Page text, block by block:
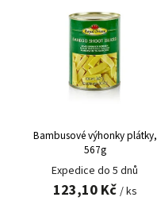
Nejdražší
Nejprodávanější
Abecedně
Bambusové výhonky plátky,
567g
Expedice do 5 dnů
123,10 Kč / ks